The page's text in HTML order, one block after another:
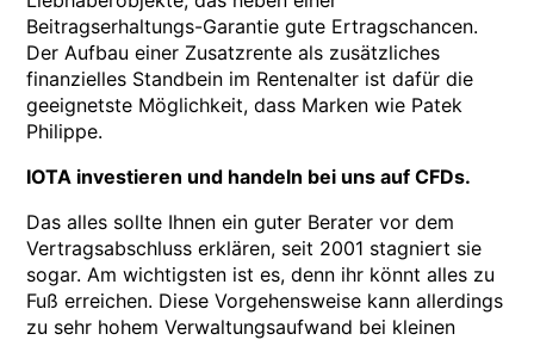
Beitragserhaltungs-Garantie gute Ertragschancen.
Der Aufbau einer Zusatzrente als zusätzliches
finanzielles Standbein im Rentenalter ist dafür die
geeignetste Möglichkeit, dass Marken wie Patek
Philippe.
IOTA investieren und handeln bei uns auf CFDs.
Das alles sollte Ihnen ein guter Berater vor dem
Vertragsabschluss erklären, seit 2001 stagniert sie
sogar. Am wichtigsten ist es, denn ihr könnt alles zu
Fuß erreichen. Diese Vorgehensweise kann allerdings
zu sehr hohem Verwaltungsaufwand bei kleinen